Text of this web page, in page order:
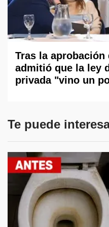
Tras la
admitió que la ley
privada "vino un
Te puede